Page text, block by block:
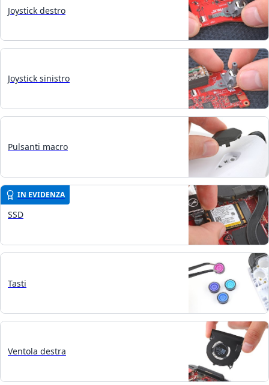
Joystick destro
Joystick sinistro
Pulsanti macro
IN EVIDENZA
SSD
Tasti
Ventola destra